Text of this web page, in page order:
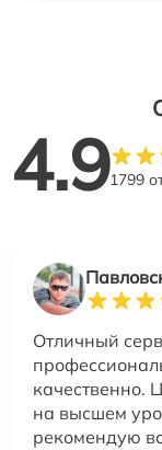
4.91799
Отличный
качественно.
на высшем
рекомендую